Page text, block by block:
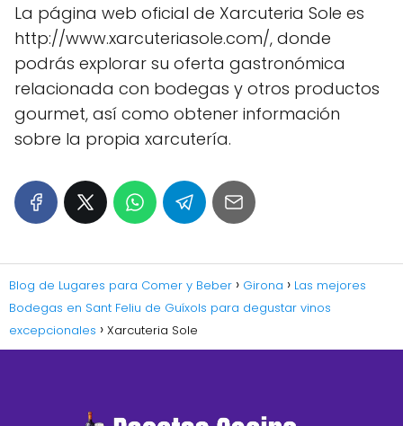
La página web oficial de Xarcuteria Sole es
http://www.xarcuteriasole.com/, donde
podrás explorar su oferta gastronómica
relacionada con bodegas y otros productos
gourmet, así como obtener información
sobre la propia xarcutería.
Blog de Lugares para Comer y Beber Girona
Las mejores
Bodegas en Sant Feliu de Guíxols para degustar vinos
excepcionales
Xarcuteria Sole